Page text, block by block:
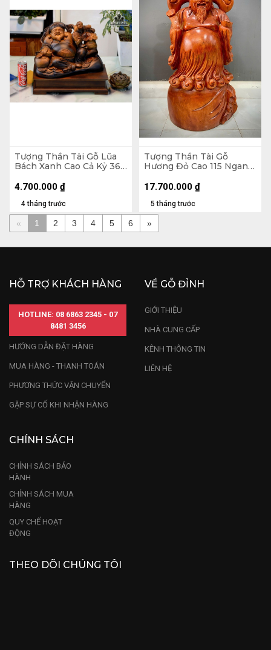
Tượng Thần Tài Gỗ Lũa
Bách Xanh Cao Cả Kỷ 36
Kỷ Cao 10 (cm)
4 tháng trước
4.700.000 ₫
Tượng Thần Tài Gỗ
Hương Đỏ Cao 115 Ngang
5 tháng trước
17.700.000 ₫
« 1 2 3 4 5 6 »
HỖ TRỢ KHÁCH HÀNG
HOTLINE: 08 6863 2345 - 07
8481 3456
HƯỚNG DẪN ĐẶT HÀNG
MUA HÀNG - THANH TOÁN
PHƯƠNG THỨC VẬN CHUYỂN
GẶP SỰ CỐ KHI NHẬN HÀNG
VỀ GỖ ĐỈNH
GIỚI THIỆU
NHÀ CUNG CẤP
KÊNH THÔNG TIN
LIÊN HỆ
CHÍNH SÁCH
CHÍNH SÁCH BẢO
HÀNH
CHÍNH SÁCH MUA
HÀNG
QUY CHẾ HOẠT
ĐỘNG
THEO DÕI CHÚNG TÔI